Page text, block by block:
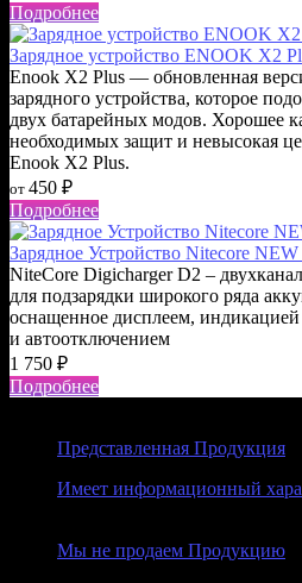
Подробнее
Зарядное устройство ENOOK X2
Enook X2 Plus — обновленная
зарядного устройства, которое
двух батарейных модов. Хорошее
необходимых защит и невысокая
Enook X2 Plus.
от 450 ₽
Подробнее
Зарядное Устройство Nitecore
NiteCore Digicharger D2 –
для подзарядки широкого ряда
оснащенное дисплеем,
и автоотключением
1 750 ₽
Подробнее
Представленная Продукция
Имеет информационный
Мы не продаем Продукцию